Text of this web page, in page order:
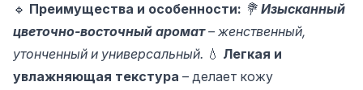
🔹 Преимущества и особенности: 💐 Изысканный
цветочно-восточный аромат– женственный,
утонченный и универсальный. 💧 Легкая и
увлажняющая текстура – делает кожу